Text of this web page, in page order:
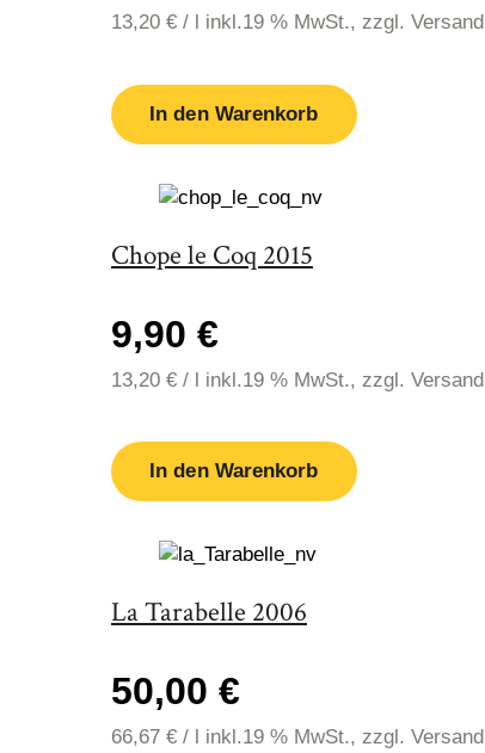
13,20 € / inkl.19 % MwSt., zzgl. Versand
In den Warenkorb
Chope le Coq 2015
9,90 €
13,20 € / l inkl.19 % MwSt., zzgl. Versand
In den Warenkorb
La Tarabelle 2006
50,00 €
66,67 € / l inkl.19 % MwSt., zzgl. Versand